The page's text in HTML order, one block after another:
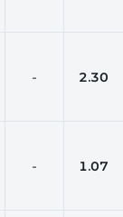
- 2.30
- 1.07